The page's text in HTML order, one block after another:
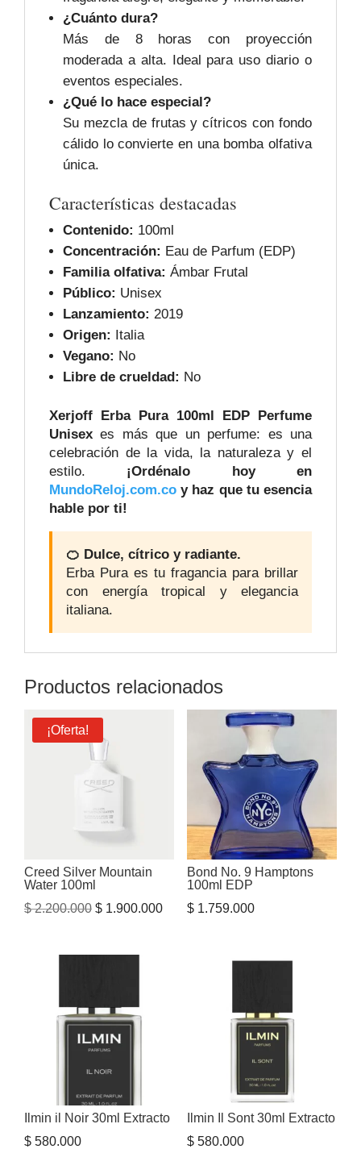
¿Cuánto dura?
Más de 8 horas con proyección
moderada a alta. Ideal para uso diario o
eventos especiales.
¿Qué lo hace especial?
Su mezcla de frutas y cítricos con fondo
cálido lo convierte en una bomba olfativa
única.
Características destacadas
Contenido: 100ml
Concentración: Eau de Parfum (EDP)
Familia olfativa: Ámbar Frutal
Público: Unisex
Lanzamiento: 2019
Origen: Italia
Vegano: No
Libre de crueldad: No
Xerjoff Erba Pura 100ml EDP Perfume
Unisex es más que un perfume: es una
celebración de la vida, la naturaleza y el
estilo. ¡Ordénalo hoy en
MundoReloj.com.co y haz que tu esencia
hable por ti!
🍊 Dulce, cítrico y radiante.
Erba Pura es tu fragancia para brillar
con energía tropical y elegancia
italiana.
Productos relacionados
¡Oferta!
Creed Silver Mountain
Water 100ml
$2.200.000 El
$ 1.900.000El
Bond No. 9 Hamptons
100ml EDP
$1.759.000
Ilmin il Noir 30ml Extracto
$ 580.000
Ilmin Il Sont 30ml Extracto
$580.000